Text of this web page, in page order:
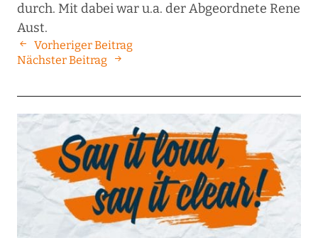
durch. Mit dabei war u.a. der Abgeordnete Rene
Aust.
Vorheriger Beitrag
Nächster Beitrag